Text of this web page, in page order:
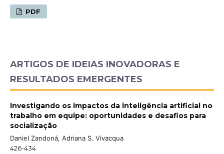
PDF
ARTIGOS DE IDEIAS INOVADORAS E
RESULTADOS EMERGENTES
Investigando os impactos da inteligência artificial no
trabalho em equipe: oportunidades e desafios para
socialização
Daniel Zandoná, Adriana S. Vivacqua
426-434